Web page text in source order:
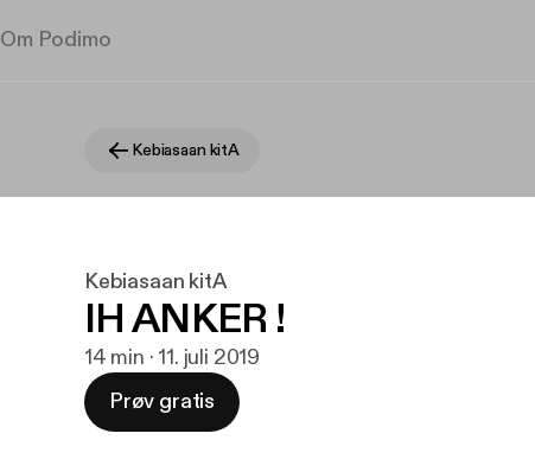
Om Podimo
Kebiasaan kitA
Kebiasaan kitA
IH ANKER !
14 min · 11. juli 2019
Prøv gratis